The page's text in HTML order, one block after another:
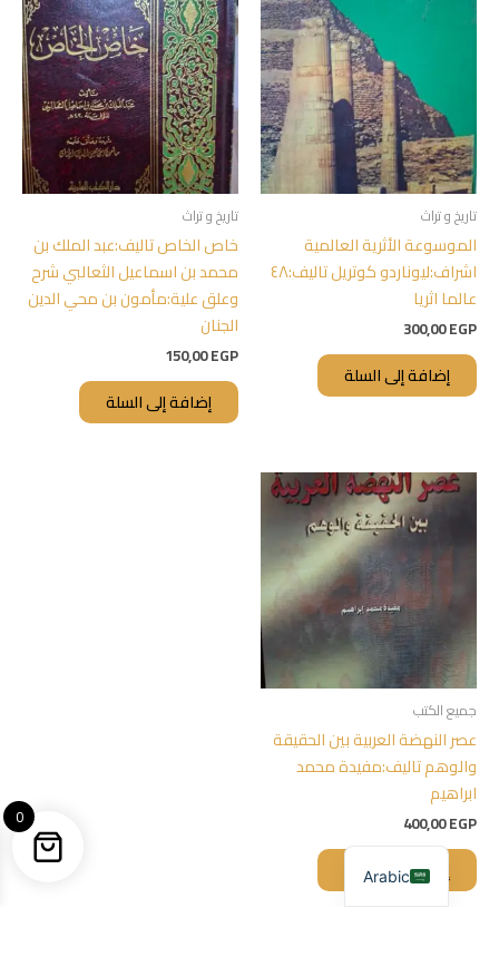
تاريخ و تراث
الموسوعة الأثرية العالمية
اشراف:ليوناردو كوتريل تاليف:٤٨
عالما اثريا
300,00EGP
إضافة إلى السلة
تاريخ و تراث
خاص الخاص تاليف:عبد الملك بن
محمد بن اسماعيل الثعالبي شرح
وعلق علية:مأمون بن محي الدين
الجنان
150,00EGP
إضافة إلى السلة
جميع الكتب
عصر النهضة العربية بين الحقيقة
والوهم تاليف:مفيدة محمد
ابراهيم
400,00EGP
إضافة إلى السلة
0
Arabic